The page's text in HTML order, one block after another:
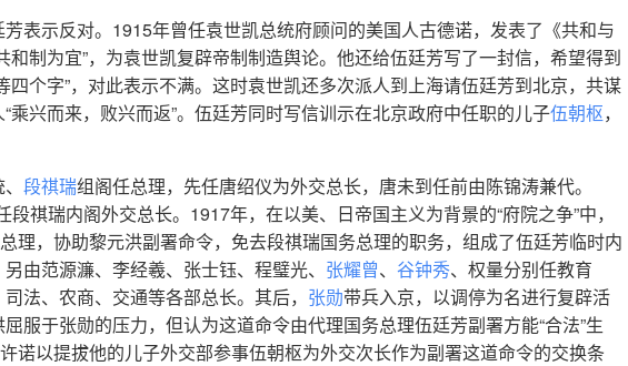
表示反对。1915年曾任袁世凯总统府顾问的美国人古德诺，发表了《共和与
和制为宜”，为袁世凯复辟帝制制造舆论。他还给伍廷芳写了一封信，希望得到
四个字”，对此表示不满。这时袁世凯还多次派人到上海请伍廷芳到北京，共谋
乘兴而来，败兴而返”。伍廷芳同时写信训示在北京政府中任职的儿子伍朝枢，
段祺瑞组阁任总理，先任唐绍仪为外交总长，唐未到任前由陈锦涛兼代。
祺瑞内阁外交总长。1917年，在以美、日帝国主义为背景的“府院之争”中，
理，协助黎元洪副署命令，免去段祺瑞国务总理的职务，组成了伍廷芳临时内
由范源濂、李经羲、张士钰、程璧光、 张耀曾、 谷钟秀、权量分别任教育
法、农商、交通等各部总长。其后， 张勋带兵入京，以调停为名进行复辟活
服于张勋的压力，但认为这道命令由代理国务总理伍廷芳副署方能“合法”生
诺以提拔他的儿子外交部参事伍朝枢为外交次长作为副署这道命令的交换条